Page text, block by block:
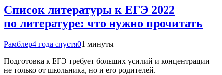
Список литературы к ЕГЭ 2022
по литературе: что нужно прочитать
Рамблер4 года спустя01 минуты
Подготовка к ЕГЭ требует больших усилий и концентрации
не только от школьника, но и его родителей.